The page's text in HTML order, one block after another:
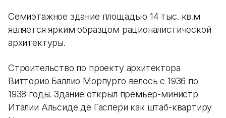
Семиэтажное здание площадью 14 тыс. кв.м
является ярким образцом рационалистической
архитектуры.
Строительство по проекту архитектора
Витторио Баллио Морпурго велось с 1936 по
1938 годы. Здание открыл премьер-министр
Италии Альсиде де Гаспери как штаб-квартиру